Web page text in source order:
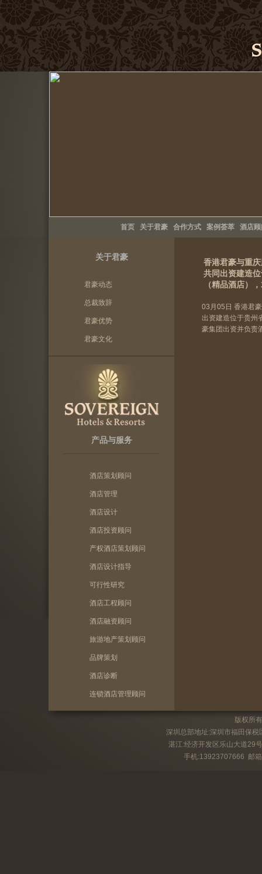
首页 关于君豪 合作方式 案例荟萃 酒店顾
关于君豪
君豪动态
总裁致辞
君豪优势
君豪文化
产品与服务
酒店策划顾问
酒店管理
酒店设计
酒店投资顾问
产权酒店策划顾问
酒店设计指导
可行性研究
酒店工程顾问
酒店融资顾问
旅游地产策划顾问
品牌策划
酒店诊断
连锁酒店管理顾问
香港君豪与重
共同出资建造
（精品酒店）
03月05日 香港君
出资建造位于贵州
豪集团出资并负责
版权所
深圳总部地址:深圳市福田保
湛江:经济开发区乐山大道29
手机:13923707666 邮